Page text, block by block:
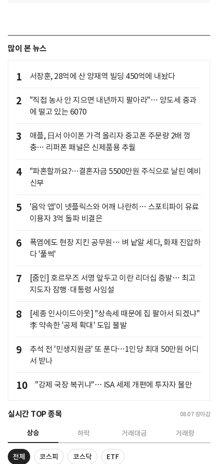
많이 본 뉴스
1 서장훈, 28억에 산 양재역 빌딩 450억에 내놨다
2
"직접 농사 안 지으면 내년까지 팔아라"… 양도세 중과
에 떨고 있는 6070
3
애플, 日서 아이폰 가격 올리자 중고폰 주문량 2배 껑
충… 리퍼폰 패널은 신제품용 추월
4
"파혼할까요?…결혼자금 5500만원 주식으로 날린 예비
신부
5
'음악 앱'이 넷플릭스와 어깨 나란히… 스포티파이 유료
이용자 3억 돌파 비결은
6
폭염에도 현장 지킨 공무원… 벼 낱알 세다, 화재 진압하
다 '풀썩'
7
[줌인] 호르무즈 서명 앞두고 이란 리더십 증발… 최고
지도자 잠행·대통령 사임설
8
[세종 인사이드아웃] "상속세 때문에 집 팔아서 되겠냐"
李 약속한 '공제 확대' 도입 불발
9
추석 전 '민생지원금' 또 푼다…1인당 최대 50만원 어디
서 받나
10 "강제 국장 복귀냐"… ISA 세제 개편에 투자자 불만
실시간 TOP 종목 08.07 장마감
상승 하락 거래대금 거래량
전체 코스피 코스닥 ETF